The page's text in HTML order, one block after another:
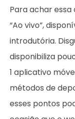
Para achar
“Ao vivo”,
introdutória.
disponibiliza
1 aplicativo
métodos de
esses pontos